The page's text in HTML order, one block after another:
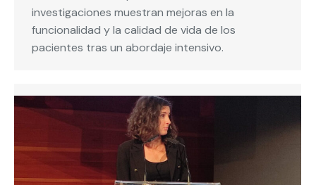
investigaciones muestran mejoras en la
funcionalidad y la calidad de vida de los
pacientes tras un abordaje intensivo.